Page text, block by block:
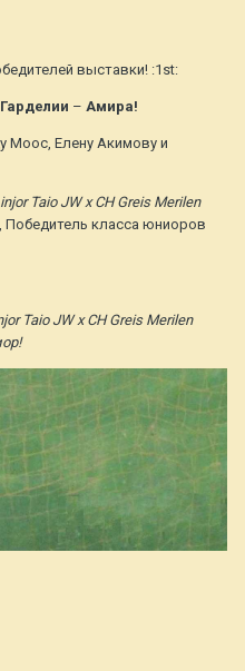
выставки! :1st:
Гарделии – Амира!
Моос, Елену Акимову и
Taio JW х CH Greis Merilen
Победитель класса юниоров
Taio JW х CH Greis Merilen